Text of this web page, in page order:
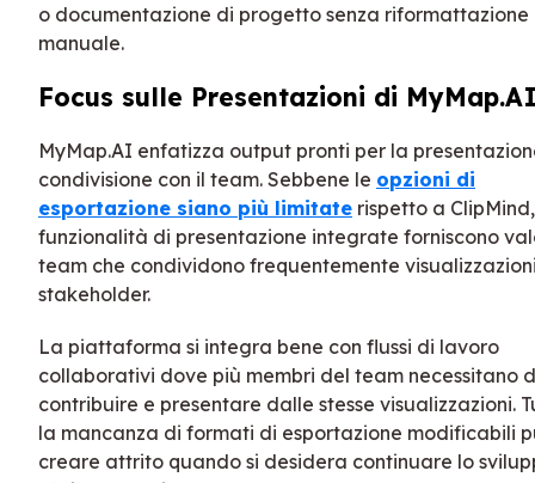
o documentazione di progetto senza riformattazione
manuale.
Focus sulle Presentazioni di
MyMap.AI enfatizza output pronti per la
condivisione con il team. Sebbene le opzioni di
esportazione siano più limitate rispetto a
funzionalità di presentazione integrate forniscono
team che condividono frequentemente
stakeholder.
La piattaforma si integra bene con flussi di lavoro
collaborativi dove più membri del team necessitano
contribuire e presentare dalle stesse visualizzazioni.
la mancanza di formati di esportazione modificabili
creare attrito quando si desidera continuare lo